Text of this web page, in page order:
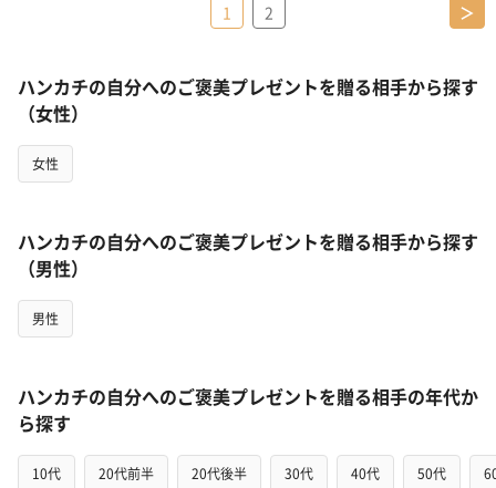
1 2 ＞
ハンカチの自分へのご褒美プレゼントを贈る相手から探す
（女性）
女性
ハンカチの自分へのご褒美プレゼントを贈る相手から探す
（男性）
男性
ハンカチの自分へのご褒美プレゼントを贈る相手の年代か
ら探す
10代 20代前半 20代後半 30代 40代 50代